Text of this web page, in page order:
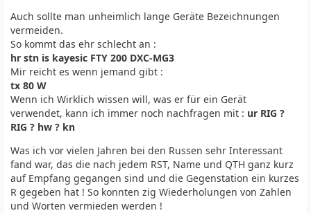
Auch sollte man unheimlich lange Geräte Bezeichnungen
vermeiden.
So kommt das ehr schlecht an :
hr stn is kayesic FTY 200 DXC-MG3
Mir reicht es wenn jemand gibt :
tx 80 W
Wenn ich Wirklich wissen will, was er für ein Gerät
verwendet, kann ich immer noch nachfragen mit : ur RIG ?
RIG ? hw ? kn
Was ich vor vielen Jahren bei den Russen sehr Interessant
fand war, das die nach jedem RST, Name und QTH ganz kurz
auf Empfang gegangen sind und die Gegenstation ein kurzes
R gegeben hat ! So konnten zig Wiederholungen von Zahlen
und Worten vermieden werden !